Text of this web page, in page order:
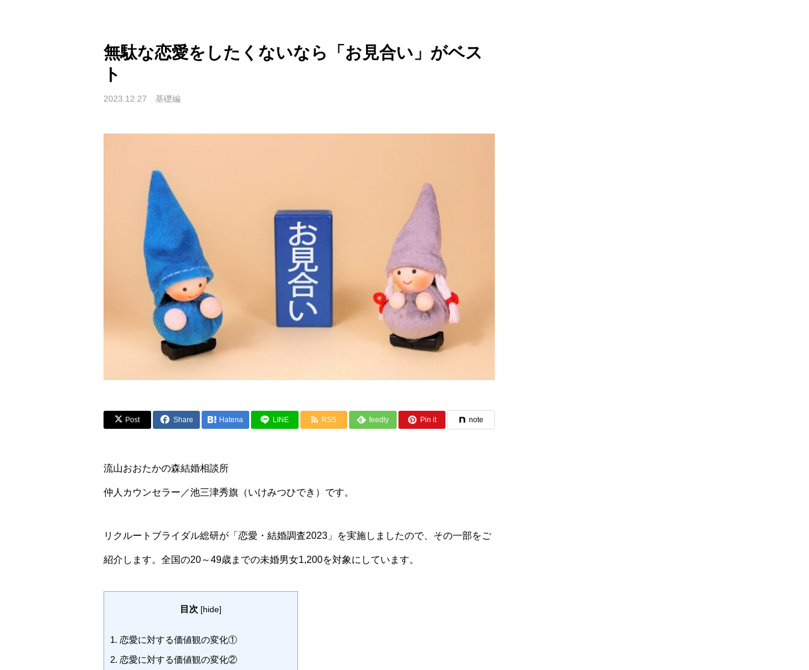
無駄な恋愛をしたくないなら「お見合い」がベス
ト
2023.12.27 基礎編
Post Share Hatena LINE RSS feedly Pin it note
流山おおたかの森結婚相談所
仲人カウンセラー／池三津秀旗（いけみつひでき）です。
リクルートブライダル総研が「恋愛・結婚調査2023」を実施しましたので、その一部をご
紹介します。全国の20～49歳までの未婚男女1,200を対象にしています。
目次 [hide]
1. 恋愛に対する価値観の変化①
2. 恋愛に対する価値観の変化②